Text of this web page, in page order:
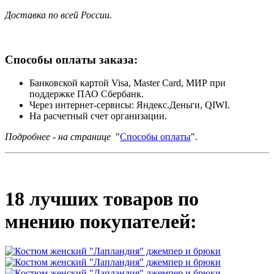
Доставка по всей России.
Способы оплаты заказа:
Банковской картой Visa, Master Card, МИР при
поддержке ПАО Сбербанк.
Через интернет-сервисы: Яндекс.Деньги, QIWI.
На расчетный счет организации.
Подробнее - на странице "Способы оплаты".
18 лучших товаров по
мнению покупателей: